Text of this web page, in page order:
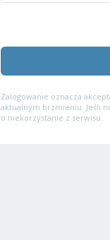
Zalogowanie oznacza
aktualnym brzmieniu. Jeśli
o niekorzystanie z serwisu.